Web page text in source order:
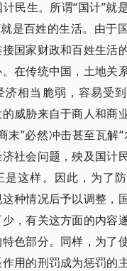
民生。所谓“国计”就
是百姓的生活。由于
国家财政和百姓生活
在传统中国，土地关
济相当脆弱，容易受
威胁来自于商人和商
末”必然冲击甚至瓦解
社会问题，殃及国计
是这样。因此，为了
种情况后予以调整，
，有关这方面的内容
色部分。同样，为了
用的刑罚成为惩罚的